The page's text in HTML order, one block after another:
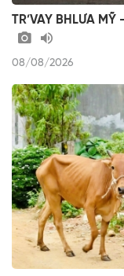
TR’VAY BHLƯA
08/08/2026